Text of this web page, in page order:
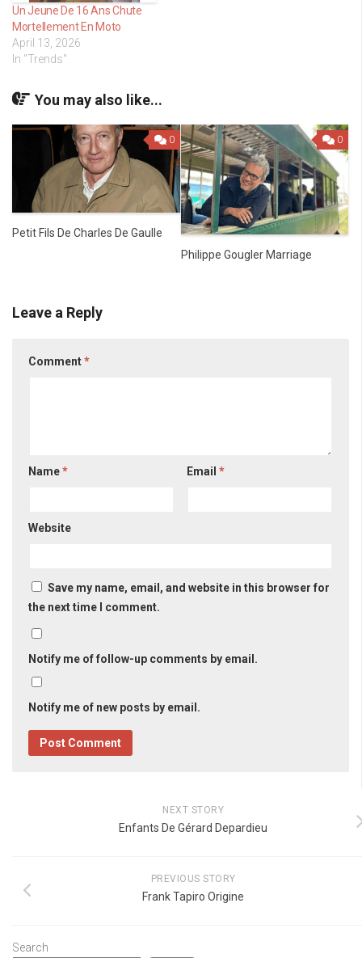
Un Jeune De 16 Ans Chute
Mortellement En Moto
April 13, 2026
In "Trends"
You may also like...
0
Petit Fils De Charles De Gaulle
0
Philippe Gougler Marriage
Leave a Reply
Comment*
Name* Email*
Website
Save my name, email, and website in this browser for
the next time I comment.
Notify me of follow-up comments by email.
Notify me of new posts by email.
NEXT STORY
Enfants De Gérard Depardieu
PREVIOUS STORY
Frank Tapiro Origine
Search